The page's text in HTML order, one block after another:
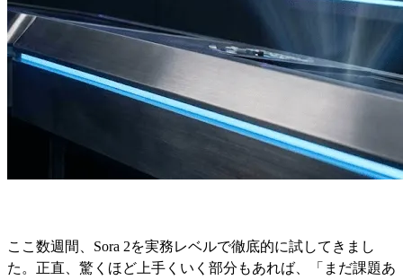
ここ数週間、Sora 2を実務レベルで徹底的に試してきまし
た。正直、驚くほど上手くいく部分もあれば、「まだ課題あ